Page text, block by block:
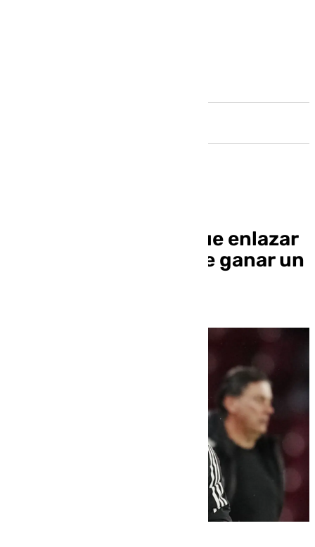
Escribá: «Tenemos que enlazar
victorias, no nos sirve ganar un